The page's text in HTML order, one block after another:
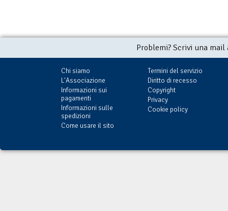
Problemi? Scrivi una
Chi siamo
L'Associazione
Informazioni sui
pagamenti
Informazioni sulle
spedizioni
Come usare il sito
Termini del servizio
Diritto di recesso
Copyright
Privacy
Cookie policy